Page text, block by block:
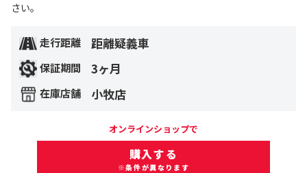
さい。
走行距離 距離疑義車
保証期間 3ヶ月
在庫店舗 小牧店
オンラインショップで
購入する
※条件が異なります